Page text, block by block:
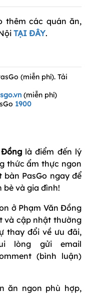
thêm các quán ăn,
TẠI ĐÂY.
(miễn phí). Tải
(miễn phí)
1900
là điểm đến lý
thức ẩm thực ngon
PasGo ngay để
và gia đình!
ở Phạm Văn Đồng
và cập nhật thường
thay đổi về ưu đãi,
lòng gửi email
(bình luận)
ăn ngon phù hợp,